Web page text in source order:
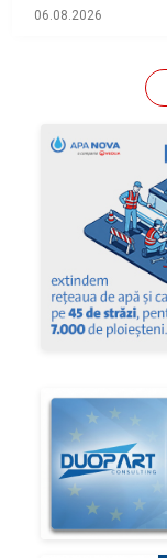
06.08.2026